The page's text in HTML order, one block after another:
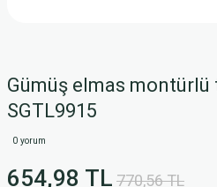
Gümüş elmas
SGTL9915
0 yorum
654,98 TL 770,56 TL